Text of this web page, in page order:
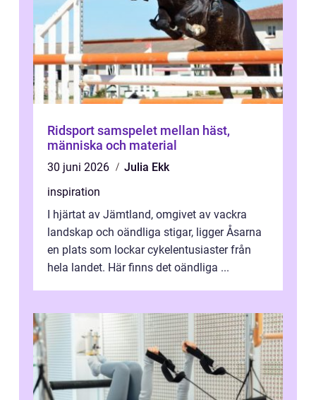
Ridsport samspelet mellan häst,
människa och material
30 juni 2026
Julia Ekk
inspiration
I hjärtat av Jämtland, omgivet av vackra
landskap och oändliga stigar, ligger Åsarna
en plats som lockar cykelentusiaster från
hela landet. Här finns det oändliga ...